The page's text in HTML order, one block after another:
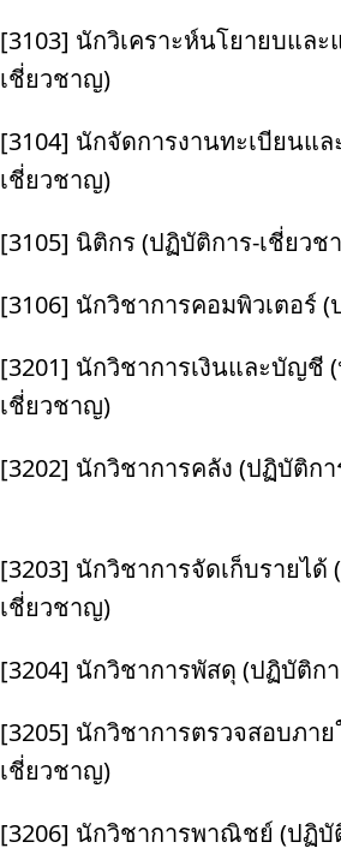
[3103] นักวิเคราะห์นโยายบแล
เชี่ยวชาญ)
[3104] นักจัดการงานทะเบียนแ
เชี่ยวชาญ)
[3105] นิติกร (ปฏิบัติการ-เชี่ยวช
[3106] นักวิชาการคอมพิวเตอร์
[3201] นักวิชาการเงินและบัญชี
เชี่ยวชาญ)
[3202] นักวิชาการคลัง (ปฏิบัติก
[3203] นักวิชาการจัดเก็บรายได้
เชี่ยวชาญ)
[3204] นักวิชาการพัสดุ (ปฏิบัติก
[3205] นักวิชาการตรวจสอบภา
เชี่ยวชาญ)
[3206] นักวิชาการพาณิชย์ (ปฏิ